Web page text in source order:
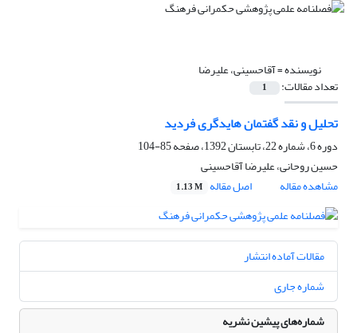
نویسنده =آقاحسینی، علیرضا
تعداد مقالات: 1
تحلیل و نقد گفتمان هایدگری فردید
دوره 6، شماره 22، تابستان 1392، صفحه
85-104
حسین روحانی، علیرضا آقاحسینی
مشاهده مقاله
اصل مقاله 1.13 M
مقالات آماده انتشار
شماره جاری
شماره‌های پیشین نشریه